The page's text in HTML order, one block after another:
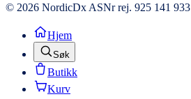
© 2026 NordicDx ASNr rej. 925 141 933
Hjem
Søk
Butikk
Kurv